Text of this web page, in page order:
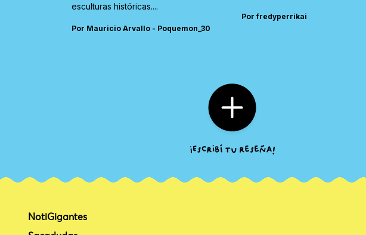
esculturas históricas....
Por Mauricio Arvallo - Poquemon_30
Por fredyperrikai
NotiGigantes